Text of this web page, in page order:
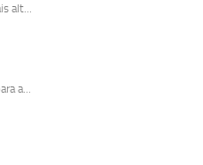
alt...
a...